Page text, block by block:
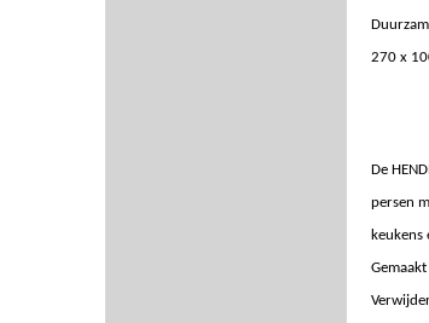
270 x
De
persen